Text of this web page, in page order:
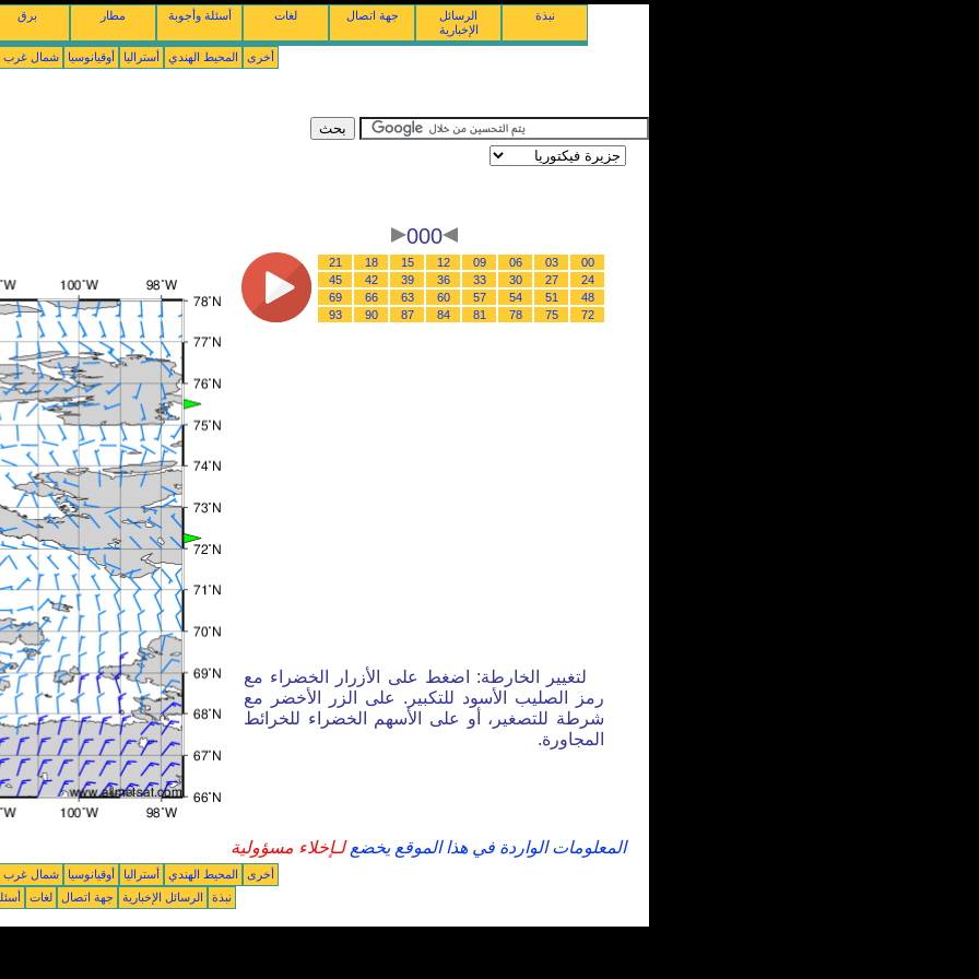
برق مطار أسئلة وأجوبة لغات جهة اتصال
الرسائل
الإخبارية
نبذة
شمال غرب أوقيانوسيا أستراليا المحيط الهندي أخرى
000
00
03
06
09
12
15
18
21
24
27
30
33
36
39
42
45
48
51
54
57
60
63
66
69
72
75
78
81
84
87
90
93
لتغيير الخارطة: اضغط على الأزرار الخضراء مع
رمز الصليب الأسود للتكبير. على الزر الأخضر مع
شرطة للتصغير، أو على الأسهم الخضراء للخرائط
المجاورة.
المعلومات الواردة في هذا الموقع يخضعلـإخلاء مسؤولية
شمال غرب أوقيانوسيا أستراليا المحيط الهندي
أخرى
لغات جهة اتصال الرسائل الإخبارية نبذة